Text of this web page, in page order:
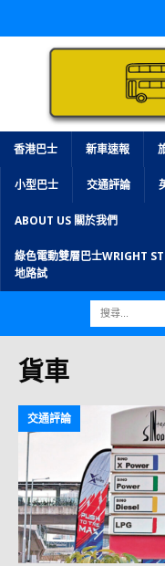
香港巴士 新車速報
小型巴士 交通評論
ABOUT US 關於我們
綠色電動雙層巴士WRIGHT
地路試
貨車
交通評論